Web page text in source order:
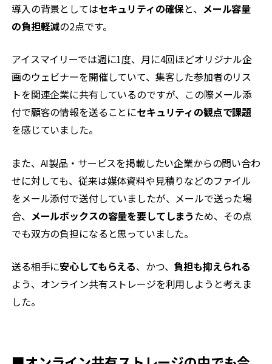
導入の背景としてはセキュリティの確保と、 メール容量
の負担軽減の2点です。
アイスマイリーでは週に1度、月に4回ほどオリジナル企
画のウェビナーを開催していて、集客した参加者のリス
トを関連企業に共有しているのですが、この際メール添
付で顧客の情報を送ることにセキュリティの観点で課題
を感じていました。
また、AI製品・サービスを掲載したい企業からの問い合わ
せに対しても、従来は媒体資料や見積りなどのファイル
をメール添付で送付していましたが、メールで送った場
合、 メールボックスの容量を要してしまうため、その点
でも双方の負担になると思っていました。
送る相手に安心してもらえる、かつ、 負担も抑えられる
よう、オンライン共有ストレージを利用しようと考えま
した。